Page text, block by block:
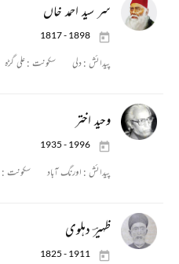
سر سید احمد خاں
1817 - 1898
پیدائش :دلی سکونت : علی گڑہ
وحید اختر
1935 - 1996
پیدائش : اورنگ آباد سکونت :
ظہیرؔ دہلوی
1825 - 1911